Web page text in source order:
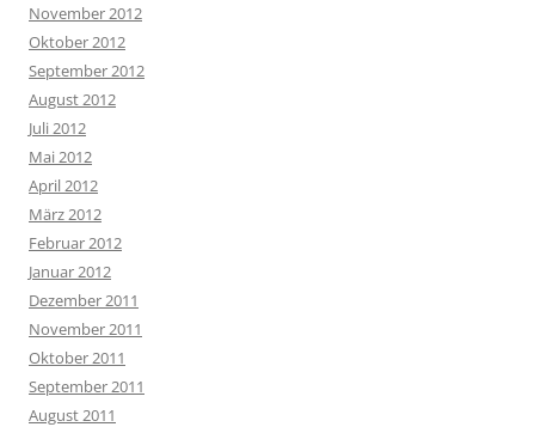
November 2012
Oktober 2012
September 2012
August 2012
Juli 2012
Mai 2012
April 2012
März 2012
Februar 2012
Januar 2012
Dezember 2011
November 2011
Oktober 2011
September 2011
August 2011